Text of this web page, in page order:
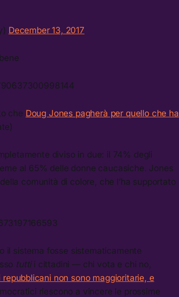
December 13, 2017
che Doug Jones pagherà per quello che ha
diviso in due: il 74% degli
al 65% delle donne caucasiche. Jones
comunità di colore, che l’ha supportato
il sistema fosse sistematicamente
tuttii cittadini — chi vota e chi no,
repubblicani non sono maggioritarie, e
riescono a vincere le prossime